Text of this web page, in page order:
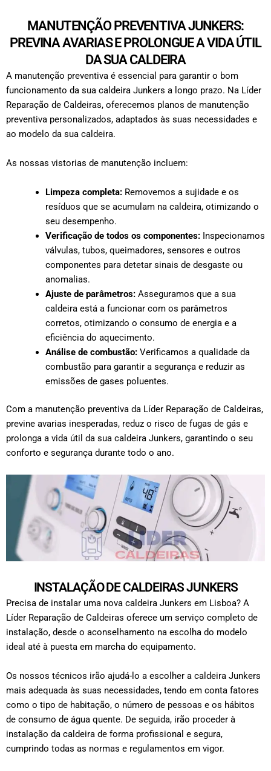
MANUTENÇÃO PREVENTIVA JUNKERS:
PREVINA AVARIAS E PROLONGUE A VIDA ÚTIL
DA SUA CALDEIRA
A manutenção preventiva é essencial para garantir o bom
funcionamento da sua caldeira Junkers a longo prazo. Na Líder
Reparação de Caldeiras, oferecemos planos de manutenção
preventiva personalizados, adaptados às suas necessidades e
ao modelo da sua caldeira.
As nossas vistorias de manutenção incluem:
Limpeza completa: Removemos a sujidade e os
resíduos que se acumulam na caldeira, otimizando o
seu desempenho.
Verificação de todos os componentes: Inspecionamos
válvulas, tubos, queimadores, sensores e outros
componentes para detetar sinais de desgaste ou
anomalias.
Ajuste de parâmetros: Asseguramos que a sua
caldeira está a funcionar com os parâmetros
corretos, otimizando o consumo de energia e a
eficiência do aquecimento.
Análise de combustão: Verificamos a qualidade da
combustão para garantir a segurança e reduzir as
emissões de gases poluentes.
Com a manutenção preventiva da Líder Reparação de Caldeiras,
previne avarias inesperadas, reduz o risco de fugas de gás e
prolonga a vida útil da sua caldeira Junkers, garantindo o seu
conforto e segurança durante todo o ano.
INSTALAÇÃO DE CALDEIRAS JUNKERS
Precisa de instalar uma nova caldeira Junkers em Lisboa? A
Líder Reparação de Caldeiras oferece um serviço completo de
instalação, desde o aconselhamento na escolha do modelo
ideal até à puesta em marcha do equipamento.
Os nossos técnicos irão ajudá-lo a escolher a caldeira Junkers
mais adequada às suas necessidades, tendo em conta fatores
como o tipo de habitação, o número de pessoas e os hábitos
de consumo de água quente. De seguida, irão proceder à
instalação da caldeira de forma profissional e segura,
cumprindo todas as normas e regulamentos em vigor.